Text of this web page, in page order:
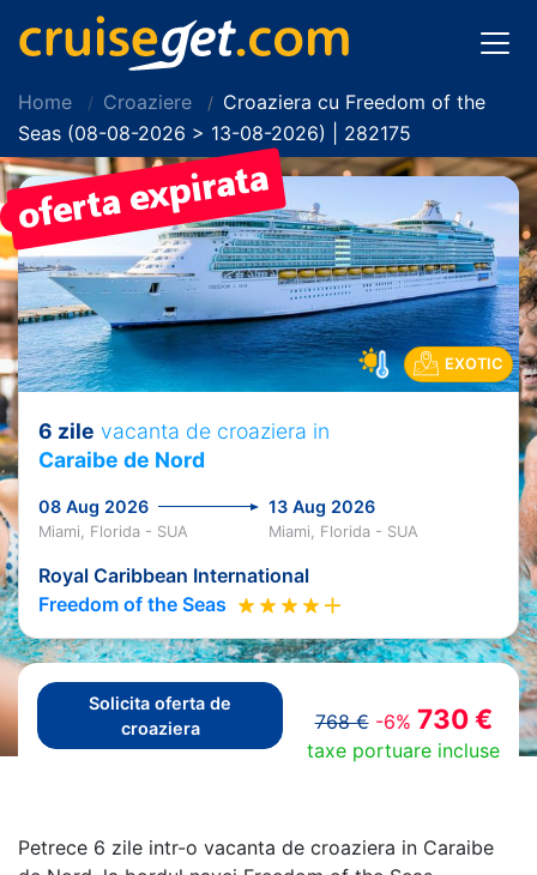
Home Croaziere
Croaziera cu Freedom of the
Seas (08-08-2026 > 13-08-2026) | 282175
PRET REDUS!
EXOTIC
6 zile vacanta de croaziera in
Caraibe de Nord
08 Aug 2026 13 Aug 2026
Miami, Florida - SUA Miami, Florida - SUA
Royal Caribbean International
Freedom of the Seas
Solicita oferta de
croaziera
768 € -6% 730 €
taxe portuare incluse
Petrece 6 zile intr-o vacanta de croaziera in Caraibe